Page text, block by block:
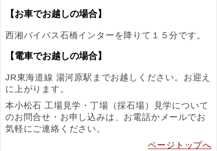
【お車でお越しの場合】
西湘バイパス石橋インターを降りて１５分です。
【電車でお越しの場合】
JR東海道線 湯河原駅までお越しください。お迎え
に上がります。
本小松石 工場見学・丁場（採石場）見学について
のお問合せ・お申し込みは、お電話かメールでお
気軽にご連絡ください。
ページトップへ